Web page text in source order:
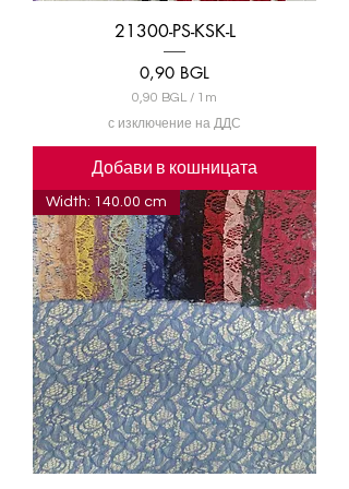
21300-PS-KSK-L
Цена
0,90 BGL
0,90 BGL / 1m
,
9
0
B
G
L
н
а
1
М
е
т
р
и
с изключение на ДДС
Добави в кошницата
Width: 140.00 cm